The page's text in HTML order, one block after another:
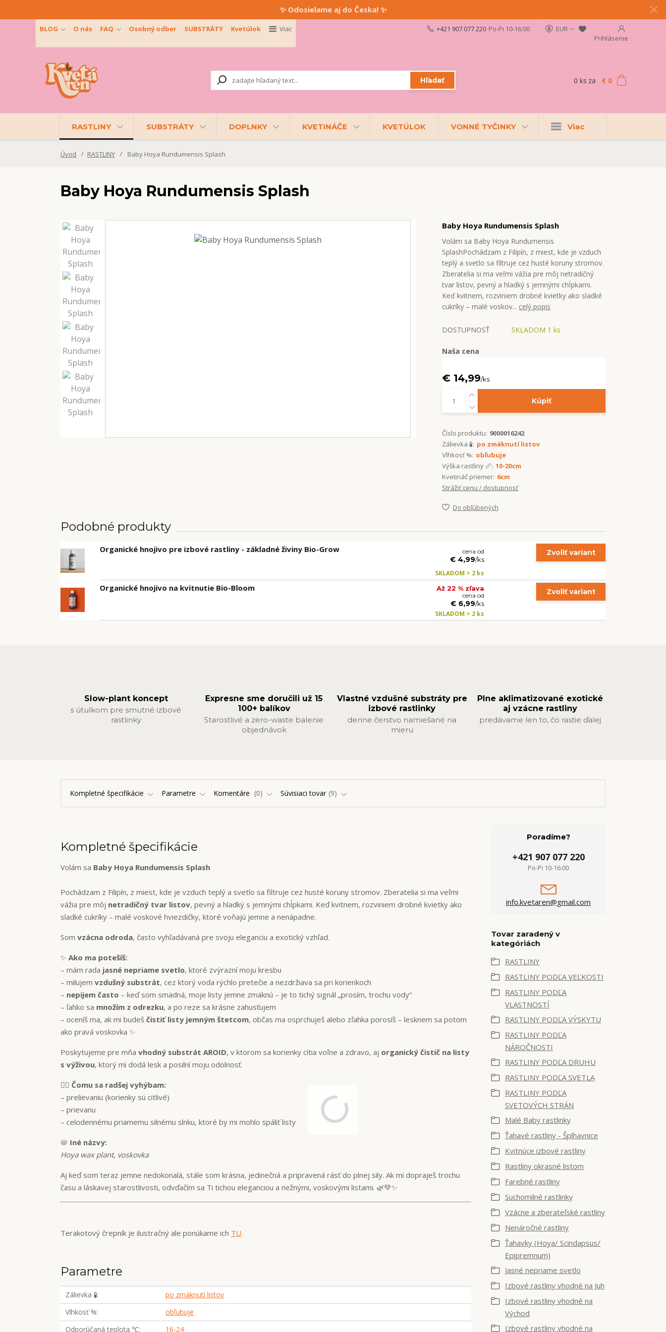
✨ Odosielame aj do Česka! ✨
BLOG O nás FAQ Osobný odber SUBSTRÁTY Kvetúlok Viac
EUR
Prihlásenie
Hľadať
+421 907 077 220 Po-Pi 10-16:00
0 ks za € 0
RASTLINY SUBSTRÁTY DOPLNKY KVETINÁČE KVETÚLOK VONNÉ TYČINKY Viac
Úvod RASTLINY Baby Hoya Rundumensis Splash
Baby Hoya Rundumensis Splash
Baby Hoya Rundumensis Splash
Volám sa Baby Hoya Rundumensis
SplashPochádzam z Filipín, z miest, kde je vzduch
teplý a svetlo sa filtruje cez husté koruny stromov.
Zberatelia si ma veľmi vážia pre môj netradičný
tvar listov, pevný a hladký s jemnými chĺpkami.
Keď kvitnem, rozviniem drobné kvietky ako sladké
cukríky – malé voskov... celý popis
DOSTUPNOSŤ SKLADOM 1 ks
Naša cena
€ 14,99/ks
Kúpiť
Číslo produktu: 9000016242
Zálievka 🧪: po zmäknutí listov
Vlhkosť %: obľubuje
Výška rastliny 📏: 10-20cm
Kvetináč priemer: 6cm
Strážiť cenu / dostupnosť
Do obľúbených
Podobné produkty
Organické hnojivo pre izbové rastliny - základné živiny Bio-Grow cena od
€ 4,99/ks
SKLADOM > 2 ks
Zvoliť variant
Organické hnojivo na kvitnutie Bio-Bloom Až 22 % zľava
cena od
€ 6,99/ks
SKLADOM > 2 ks
Zvoliť variant
Slow-plant koncept
s útulkom pre smutné izbové
rastlinky
Expresne sme doručili už 15
100+ balíkov
Starostlivé a zero-waste balenie
objednávok
Vlastné vzdušné substráty pre
izbové rastlinky
denne čerstvo namiešané na
mieru
Plne aklimatizované exotické
aj vzácne rastliny
predávame len to, čo rastie ďalej
Kompletné špecifikácie Parametre Komentáre 0 Súvisiaci tovar 9
Kompletné špecifikácie
Volám sa Baby Hoya Rundumensis Splash
Pochádzam z Filipín, z miest, kde je vzduch teplý a svetlo sa filtruje cez husté koruny stromov. Zberatelia si ma veľmi
vážia pre môj netradičný tvar listov, pevný a hladký s jemnými chĺpkami. Keď kvitnem, rozviniem drobné kvietky ako
sladké cukríky – malé voskové hviezdičky, ktoré voňajú jemne a nenápadne.
Som vzácna odroda, často vyhľadávaná pre svoju eleganciu a exotický vzhľad.
✨ Ako ma potešíš:
– mám rada jasné nepriame svetlo, ktoré zvýrazní moju kresbu
– milujem vzdušný substrát, cez ktorý voda rýchlo pretečie a nezdržiava sa pri korienkoch
– nepijem často – keď som smädná, moje listy jemne zmäknú – je to tichý signál „prosím, trochu vody“
– ľahko sa množím z odrezku, a po reze sa krásne zahusťujem
– oceníš ma, ak mi budeš čistiť listy jemným štetcom, občas ma osprchuješ alebo zľahka porosíš – lesknem sa potom
ako pravá voskovka ✨
Poskytujeme pre mňa vhodný substrát AROID, v ktorom sa korienky cítia voľne a zdravo, aj organický čistič na listy
s výživou, ktorý mi dodá lesk a posilní moju odolnosť.
🙅‍♀️ Čomu sa radšej vyhýbam:
– prelievaniu (korienky sú citlivé)
– prievanu
– celodennému priamemu silnému slnku, ktoré by mi mohlo spáliť listy
📛 Iné názvy:
Hoya wax plant, voskovka
Aj keď som teraz jemne nedokonalá, stále som krásna, jedinečná a pripravená rásť do plnej sily. Ak mi dopraješ trochu
času a láskavej starostlivosti, odvďačím sa Ti tichou eleganciou a nežnými, voskovými listami. 🌿💚✨
Terakotový črepník je ilustračný ale ponúkame ich TU.
Parametre
Zálievka 🧪
po zmäknutí listov
Vlhkosť %
obľubuje
Odporúčaná teplota ℃
16-24
Poradíme?
+421 907 077 220
Po-Pi 10-16:00
info.kvetaren@gmail.com
Tovar zaradený v
kategóriách
RASTLINY
RASTLINY PODĽA VEĽKOSTI
RASTLINY PODĽA
VLASTNOSTÍ
RASTLINY PODĽA VÝSKYTU
RASTLINY PODĽA
NÁROČNOSTI
RASTLINY PODĽA DRUHU
RASTLINY PODĽA SVETLA
RASTLINY PODĽA
SVETOVÝCH STRÁN
Malé Baby rastlinky
Ťahavé rastliny - Šplhavnice
Kvitnúce izbové rastliny
Rastliny okrasné listom
Farebné rastliny
Suchomilné rastlinky
Vzácne a zberateľské rastliny
Nenáročné rastliny
Ťahavky (Hoya/ Scindapsus/
Epipremnum)
Jasné nepriame svetlo
Izbové rastliny vhodné na Juh
Izbové rastliny vhodné na
Východ
Izbové rastliny vhodné na